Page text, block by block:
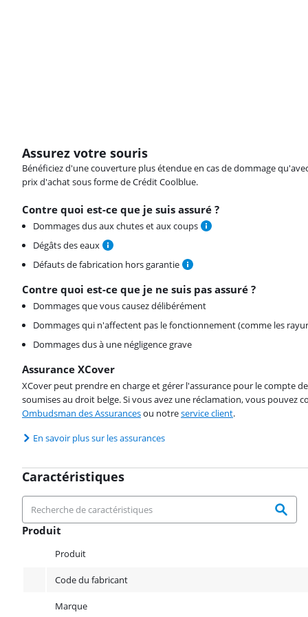
Assurez votre souris
Bénéficiez d'une couverture plus étendue en cas de dommage
prix d'achat sous forme de Crédit Coolblue.
Contre quoi est-ce que je suis assuré ?
Dommages dus aux chutes et aux coups
Dégâts des eaux
Défauts de fabrication hors garantie
Contre quoi est-ce que je ne suis pas assuré ?
Dommages que vous causez délibérément
Dommages qui n'affectent pas le fonctionnement (comme les
Dommages dus à une négligence grave
Assurance XCover
XCover peut prendre en charge et gérer l'assurance pour le compte
soumises au droit belge. Si vous avez une réclamation, vous pouvez
Ombudsman des Assurancesou notreservice client.
En savoir plus sur les assurances
Caractéristiques
Produit
Produit
Code du fabricant
Marque